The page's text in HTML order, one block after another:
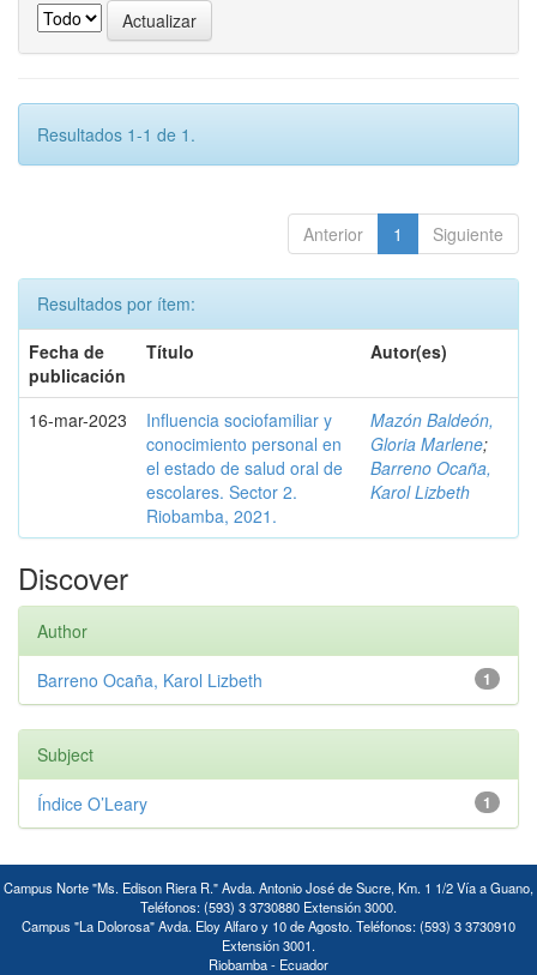
Resultados 1-1 de 1.
Anterior 1 Siguiente
Resultados por ítem:
Fecha de
publicación
Título Autor(es)
16-mar-2023
Influencia sociofamiliar y
conocimiento personal en
el estado de salud oral de
escolares. Sector 2.
Riobamba, 2021.
Mazón Baldeón,
Gloria Marlene;
Barreno Ocaña,
Karol Lizbeth
Discover
Author
1
Barreno Ocaña, Karol Lizbeth
Subject
1
Índice O’Leary
Campus Norte "Ms. Edison Riera R." Avda. Antonio José de Sucre, Km. 1 1/2 Vía a Guano,
Teléfonos: (593) 3 3730880 Extensión 3000.
Campus "La Dolorosa" Avda. Eloy Alfaro y 10 de Agosto. Teléfonos: (593) 3 3730910
Extensión 3001.
Riobamba - Ecuador